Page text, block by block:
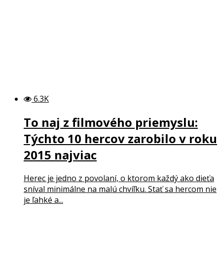
6.3K
To naj z filmového priemyslu:
Týchto 10 hercov zarobilo v roku
2015 najviac
Herec je jedno z povolaní, o ktorom každý ako dieťa
sníval minimálne na malú chvíľku. Stať sa hercom nie
je ľahké a...